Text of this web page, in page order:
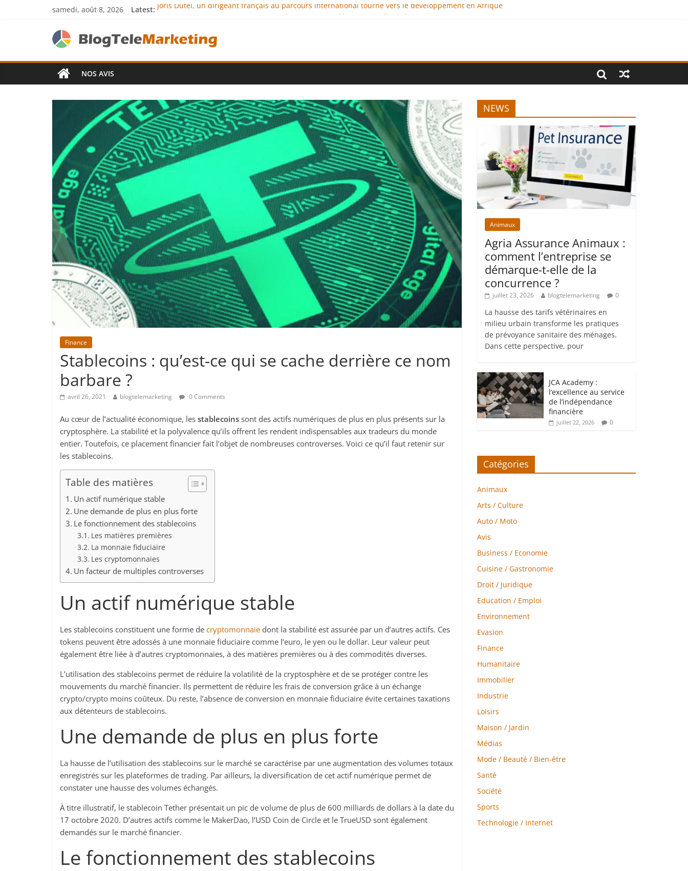
samedi, août 8, 2026 Latest: Joris Dutel, un dirigeant français au parcours international tourné vers le développement en Afrique
JCA Academy : l’excellence au service de l’indépendance financière
Denis Bouclon : la diplomatie éducative comme moteur de coopération internationale
NOS AVIS
Finance
Stablecoins : qu’est-ce qui se cache derrière ce nom
barbare ?
avril 26, 2021 blogtelemarketing 0 Comments
Au cœur de l’actualité économique, les stablecoins sont des actifs numériques de plus en plus présents sur la
cryptosphère. La stabilité et la polyvalence qu’ils offrent les rendent indispensables aux tradeurs du monde
entier. Toutefois, ce placement financier fait l’objet de nombreuses controverses. Voici ce qu’il faut retenir sur
les stablecoins.
Table des matières
Un actif numérique stable
Une demande de plus en plus forte
Le fonctionnement des stablecoins
Les matières premières
La monnaie fiduciaire
Les cryptomonnaies
Un facteur de multiples controverses
Un actif numérique stable
Les stablecoins constituent une forme de cryptomonnaie dont la stabilité est assurée par un d’autres actifs. Ces
tokens peuvent être adossés à une monnaie fiduciaire comme l’euro, le yen ou le dollar. Leur valeur peut
également être liée à d’autres cryptomonnaies, à des matières premières ou à des commodités diverses.
L’utilisation des stablecoins permet de réduire la volatilité de la cryptosphère et de se protéger contre les
mouvements du marché financier. Ils permettent de réduire les frais de conversion grâce à un échange
crypto/crypto moins coûteux. Du reste, l’absence de conversion en monnaie fiduciaire évite certaines taxations
aux détenteurs de stablecoins.
Une demande de plus en plus forte
La hausse de l’utilisation des stablecoins sur le marché se caractérise par une augmentation des volumes totaux
enregistrés sur les plateformes de trading. Par ailleurs, la diversification de cet actif numérique permet de
constater une hausse des volumes échangés.
À titre illustratif, le stablecoin Tether présentait un pic de volume de plus de 600 milliards de dollars à la date du
17 octobre 2020. D’autres actifs comme le MakerDao, l’USD Coin de Circle et le TrueUSD sont également
demandés sur le marché financier.
Le fonctionnement des stablecoins
NEWS
Animaux
Agria Assurance Animaux :
comment l’entreprise se
démarque-t-elle de la
concurrence ?
juillet 23, 2026 blogtelemarketing 0
La hausse des tarifs vétérinaires en
milieu urbain transforme les pratiques
de prévoyance sanitaire des ménages.
Dans cette perspective, pour
JCA Academy :
l’excellence au service
de l’indépendance
financière
juillet 22, 2026 0
Catégories
Animaux
Arts / Culture
Auto / Moto
Avis
Business / Economie
Cuisine / Gastronomie
Droit / Juridique
Education / Emploi
Environnement
Evasion
Finance
Humanitaire
Immobilier
Industrie
Loisirs
Maison / Jardin
Médias
Mode / Beauté / Bien-être
Santé
Société
Sports
Technologie / Internet